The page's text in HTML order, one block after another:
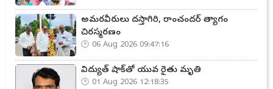
అమరవీరులు దస్తాగిరి, రాంచందర్ త్యాగం
చిరస్మరణం
06 Aug 2026 09:47:16
విద్యుత్ షాక్‌తో యువ రైతు మృతి
01 Aug 2026 12:18:35